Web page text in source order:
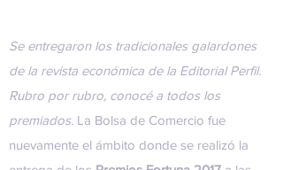
Se entregaron los tradicionales galardones
de la revista económica de la Editorial Perfil.
Rubro por rubro, conocé a todos los
premiados. La Bolsa de Comercio fue
nuevamente el ámbito donde se realizó la